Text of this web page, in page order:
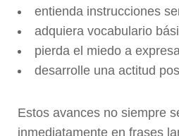
entienda instrucciones
adquiera vocabulario
pierda el miedo a
desarrolle una actitud
Estos avances no siempre
inmediatamente en frases